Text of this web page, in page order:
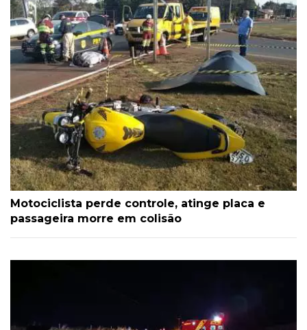
Motociclista perde controle, atinge placa e
passageira morre em colisão